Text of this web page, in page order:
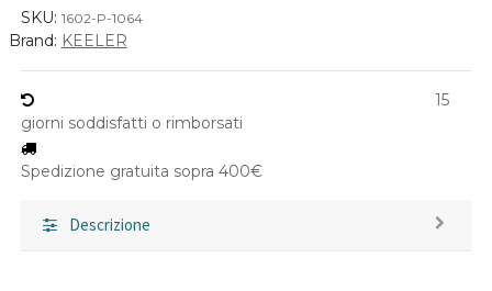
SKU: 1602-P-1064
Brand: KEELER
15
giorni soddisfatti o rimborsati
Spedizione gratuita sopra 400€
Descrizione